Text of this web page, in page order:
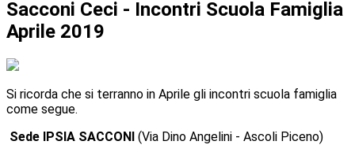
Sacconi Ceci - Incontri Scuola Famiglia
Aprile 2019
Si ricorda che si terranno in Aprile gli incontri scuola famiglia
come segue.
Sede IPSIA SACCONI (Via Dino Angelini - Ascoli Piceno)